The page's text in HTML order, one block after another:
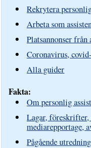
Rekrytera
Arbeta som
Platsannonser
Coronavirus,
Alla guider
Fakta:
Om personlig
Lagar,
mediarepportage,
Pågående